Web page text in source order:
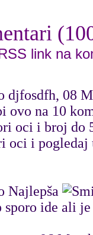
link na
djfosdfh, 08
ovo na 10
oci i broj do
oci i pogledaj
Najlepša
sporo ide ali